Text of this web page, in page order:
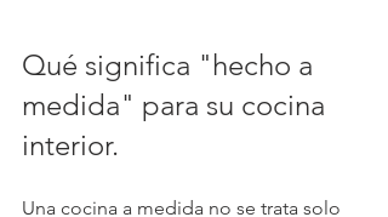
Qué significa "hecho a
medida" para su cocina
interior.
Una cocina a medida no se trata solo